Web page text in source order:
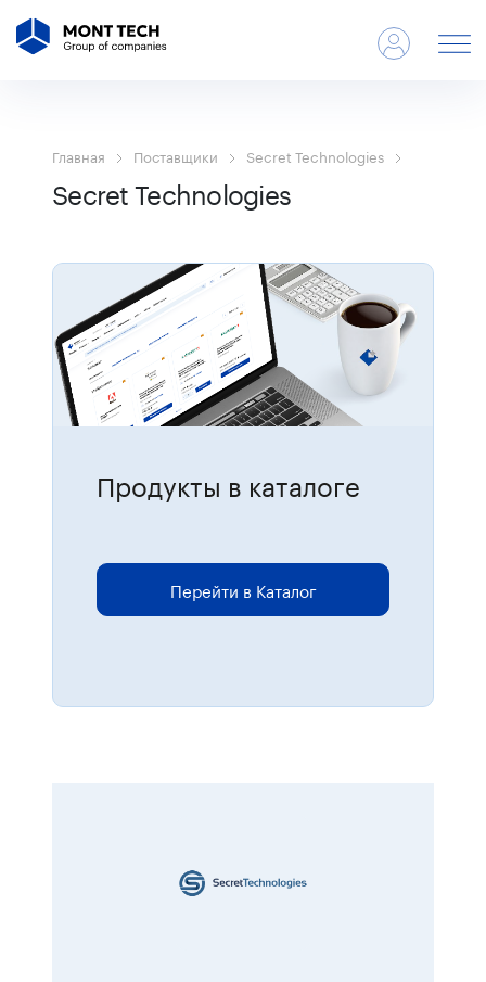
Главная Поставщики Secret Technologies
Secret Technologies
Продукты в каталоге
Для размещения онлайн-заказов
Перейти в Каталог